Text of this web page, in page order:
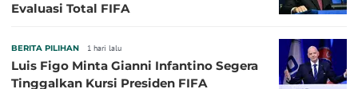
Evaluasi Total FIFA
BERITA PILIHAN 1 hari lalu
Luis Figo Minta Gianni Infantino Segera
Tinggalkan Kursi Presiden FIFA